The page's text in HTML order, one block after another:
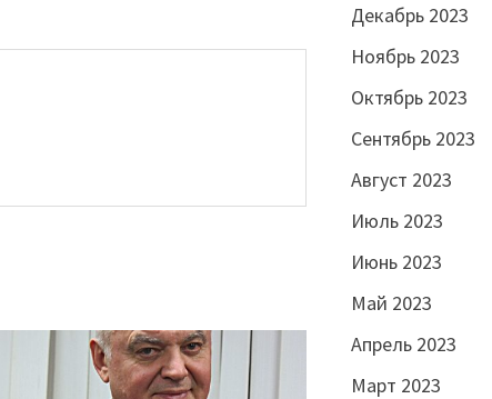
Декабрь 2023
Ноябрь 2023
Октябрь 2023
Сентябрь 2023
Август 2023
Июль 2023
Июнь 2023
Май 2023
Апрель 2023
Март 2023